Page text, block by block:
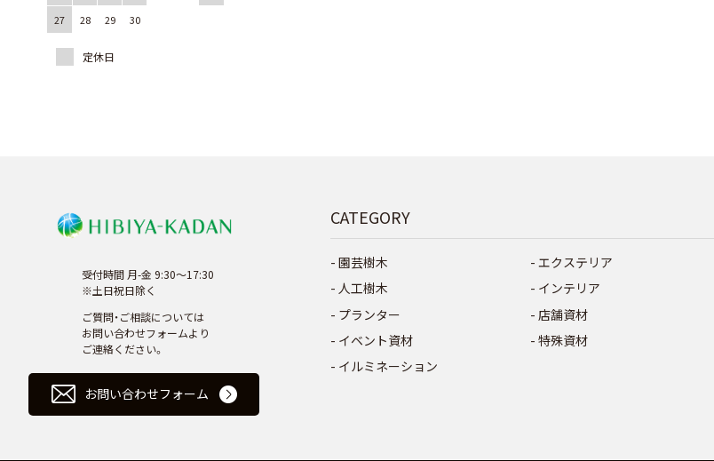
27
28 29 30
受付時間 月-金 9:30～17:30
※土日祝日除く
ご質問・ご相談については
お問い合わせフォームより
ご連絡ください。
お問い合わせフォーム
CATEGORY
園芸樹木
人工樹木
プランター
イベント資材
イルミネーション
エクステリア
インテリア
店舗資材
特殊資材